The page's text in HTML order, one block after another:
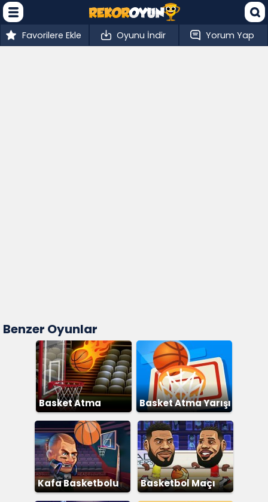
Favorilere Ekle Oyunu İndir Yorum Yap
Benzer Oyunlar
Basket Atma Basket Atma Yarışı
Kafa Basketbolu Basketbol Maçı